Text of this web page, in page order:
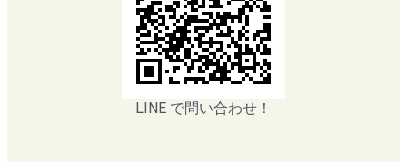
LINE で問い合わせ！